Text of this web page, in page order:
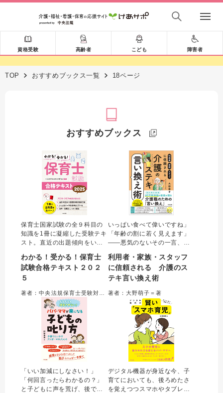
資格受験 高齢者 こども 障害者
TOP おすすめブックス一覧 18ページ
おすすめブックス
保育士国家試験の全９科目の
知識を1冊に凝縮した受験テキ
スト。直近の出題傾向をいち
るテーマを効率的に学習でき
る。「キーワード」「重要
度」「出題実績」「用語解
も豊富に収載。便利な赤シー
ト付き。
わかる！受かる！保育士
試験合格テキスト２０２
５
いっぱい食べて偉いですね」
「年齢の割に若く見えます」
――悪気のないその一言、本
の家族・他のスタッフとのコ
ミュニケーションで「言って
しまいがちな言葉」から「信
を○×で紹介。適切な言葉選び
がわかる一冊。
利用者・家族・スタッフ
に信頼される 介護のス
テキ言い換え術
著者：大野萌子＝著
「いい加減にしなさい！」
「何回言ったらわかるの？」
と子どもに声を荒げ、後で後
デジタル機器が身近な今、子
育てにおいても、後ろめたさ
を覚えつつスマホやタブレッ